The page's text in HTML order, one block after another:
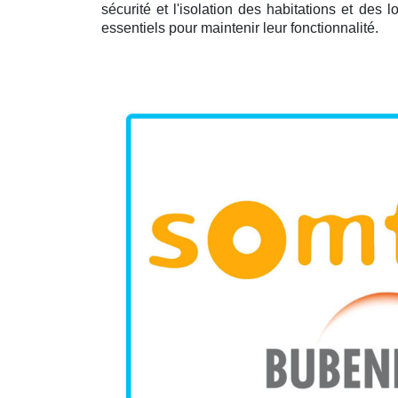
sécurité et l'isolation des habitations et des
essentiels pour maintenir leur fonctionnalité.